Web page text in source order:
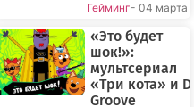
Гейминг- 04 марта
«Это будет
шок!»:
мультсериал
«Три кота» и
Groove